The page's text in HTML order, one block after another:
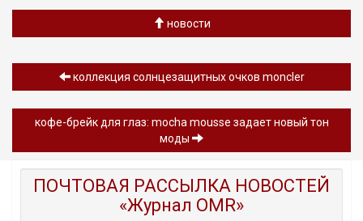
новости
коллекция солнцезащитных очков moncler
кофе-брейк для глаз: mocha mousse задает новый тон
моды
ПОЧТОВАЯ РАССЫЛКА НОВОСТЕЙ
«Журнал OMR»